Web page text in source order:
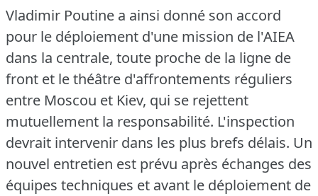
Vladimir Poutine a ainsi donné son accord
pour le déploiement d'une mission de l'AIEA
dans la centrale, toute proche de la ligne de
front et le théâtre d'affrontements réguliers
entre Moscou et Kiev, qui se rejettent
mutuellement la responsabilité. L'inspection
devrait intervenir dans les plus brefs délais. Un
nouvel entretien est prévu après échanges des
équipes techniques et avant le déploiement de